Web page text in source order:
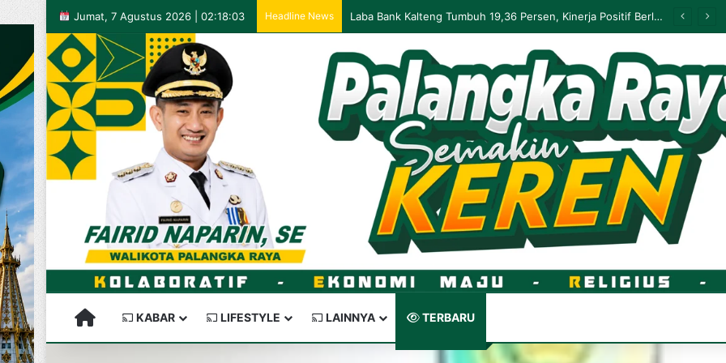
Jumat, 7 Agustus 2026 | 02:18:03 Headline News Palangka Raya Perluas Digitalisasi Perlindungan Sosial, Perkuat Akurasi Data dan Penyaluran Bansos
PALANGKARAYA SEMAKIN KEREN
KABAR LIFESTYLE LAINNYA TERBARU